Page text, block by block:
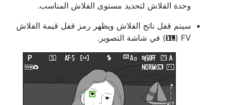
وحدة الفلاش لتحديد مستوى الفلاش المناسب.
سيتم قفل ناتج الفلاش ويظهر رمز قفل قيمة الفلاش
FV‏ (
r ) في شاشة التصوير.